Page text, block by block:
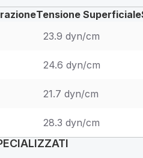
Tensione Superficiale
23.9 dyn/cm
24.6 dyn/cm
21.7 dyn/cm
28.3 dyn/cm